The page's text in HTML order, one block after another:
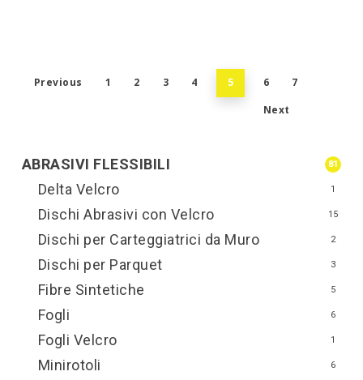
Previous 1 2 3 4 5 6
7
Next
ABRASIVI FLESSIBILI 81
Delta Velcro 1
Dischi Abrasivi con Velcro 15
Dischi per Carteggiatrici da Muro 2
Dischi per Parquet 3
Fibre Sintetiche 5
Fogli 6
Fogli Velcro 1
Minirotoli 6